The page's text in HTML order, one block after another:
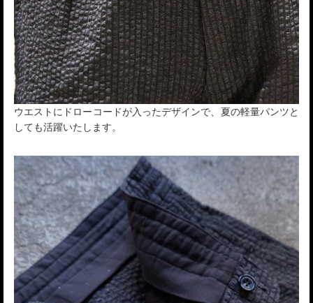
ウエストにドローコードが入ったデザインで、夏の軽量パンツと
しても活躍いたします。